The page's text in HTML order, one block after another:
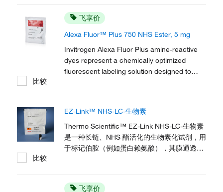
飞享价
Alexa Fluor™ Plus 750 NHS Ester, 5 mg
Invitrogen Alexa Fluor Plus amine-reactive
dyes represent a chemically optimized
fluorescent labeling solution designed to
比较
EZ-Link™ NHS-LC-生物素
Thermo Scientific™ EZ-Link NHS-LC-生物素
是一种长链、NHS 酯活化的生物素化试剂，用
于标记伯胺（例如蛋白赖氨酸），其膜通透性
比较
飞享价